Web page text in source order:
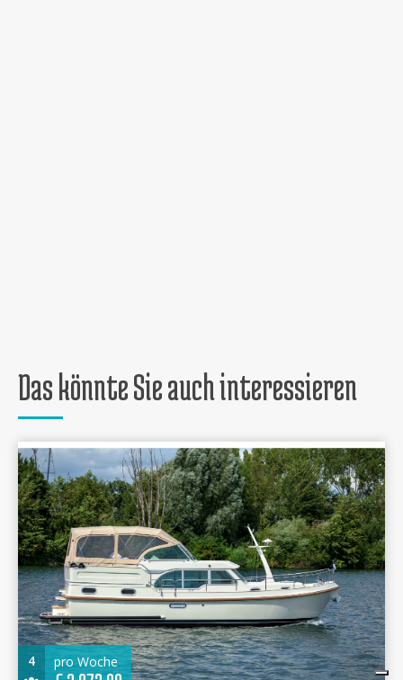
Das könnte Sie auch interessieren
4 pro Woche